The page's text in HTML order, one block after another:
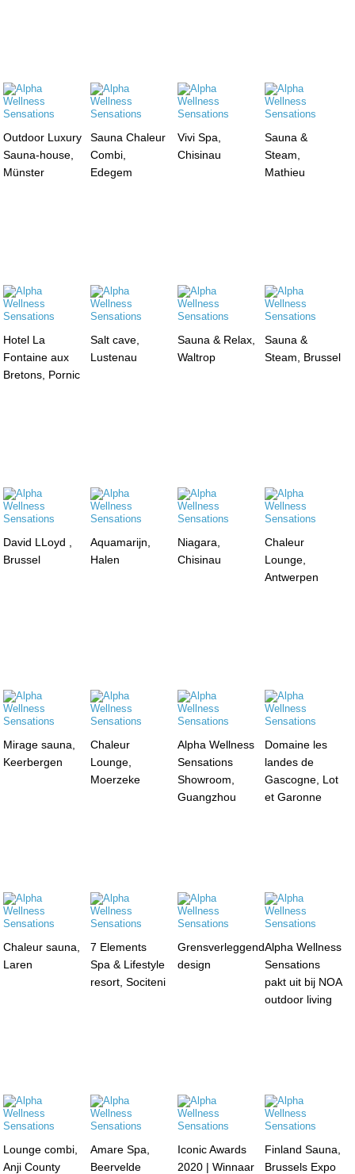
Outdoor Luxury
Sauna-house,
Münster
Sauna Chaleur
Combi,
Edegem
Vivi Spa,
Chisinau
Sauna &
Steam,
Mathieu
Hotel La
Fontaine aux
Bretons, Pornic
Salt cave,
Lustenau
Sauna & Relax,
Waltrop
Sauna &
Steam, Brussel
David LLoyd ,
Brussel
Aquamarijn,
Halen
Niagara,
Chisinau
Chaleur
Lounge,
Antwerpen
Mirage sauna,
Keerbergen
Chaleur
Lounge,
Moerzeke
Alpha Wellness
Sensations
Showroom,
Guangzhou
Domaine les
landes de
Gascogne, Lot
et Garonne
Chaleur sauna,
Laren
7 Elements
Spa & Lifestyle
resort, Sociteni
Grensverleggend
design
Alpha Wellness
Sensations
pakt uit bij NOA
outdoor living
Lounge combi,
Anji County
Amare Spa,
Beervelde
Iconic Awards
2020 | Winnaar
Finland Sauna,
Brussels Expo